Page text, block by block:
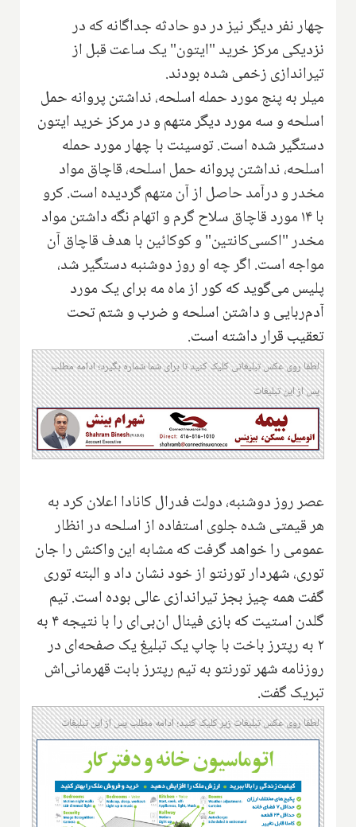
چهار نفر دیگر نیز در دو حادثه جداگانه که در
نزدیکی مرکز خرید "ایتون" یک ساعت قبل از
تیراندازی زخمی شده بودند.
میلر به پنج مورد حمله اسلحه، نداشتن پروانه حمل
اسلحه و سه مورد دیگر متهم و در مرکز خرید ایتون
دستگیر شده است. توسینت با چهار مورد حمله
اسلحه، نداشتن پروانه حمل اسلحه، قاچاق مواد
مخدر و درآمد حاصل از آن متهم گردیده است. کرو
با ۱۴ ‌مورد قاچاق سلاح گرم و اتهام نگه داشتن مواد
مخدر "اکسی‌کانتین" و ‌کوکائین با هدف قاچاق آن
مواجه است. اگر چه او روز دوشنبه دستگیر شد،
پلیس می‌گوید که کور از ماه مه برای یک مورد
آدم‌ربایی و داشتن اسلحه و ضرب و شتم تحت
تعقیب قرار داشته است.
لطفا روی عکس تبلیغاتی کلیک کنید تا برای شما شماره بگیرد؛ ادامه مطلب
پس از این تبلیغات
عصر روز دوشنبه، دولت فدرال کانادا اعلان کرد به
هر قیمتی شده جلوی استفاده از اسلحه در انظار
عمومی را خواهد گرفت که مشابه این واکنش را جان
توری، شهردار تورنتو از خود نشان داد و البته توری
گفت همه چیز بجز تیراندازی عالی بوده است. تیم
گلدن استیت که بازی فینال ان‌بی‌ای را با نتیجه ۴ به
۲ به رپترز باخت با چاپ یک تبلیغ یک صفحه‌ای در
روزنامه شهر تورنتو به تیم رپترز بابت قهرمانی‌اش
تبریک گفت.
لطفا روی عکس تبلیغات زیر کلیک کنید؛ ادامه مطلب پس از این تبلیغات